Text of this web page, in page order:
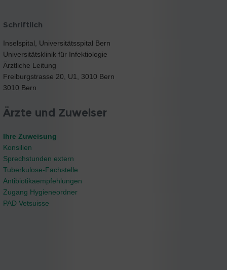
Schriftlich
Inselspital, Universitätsspital Bern
Universitätsklinik für Infektiologie
Ärztliche Leitung
Freiburgstrasse 20, U1, 3010 Bern
3010 Bern
Ärzte und Zuweiser
Ihre Zuweisung
Konsilien
Sprechstunden extern
Tuberkulose-Fachstelle
Antibiotikaempfehlungen
Zugang Hygieneordner
PAD Vetsuisse